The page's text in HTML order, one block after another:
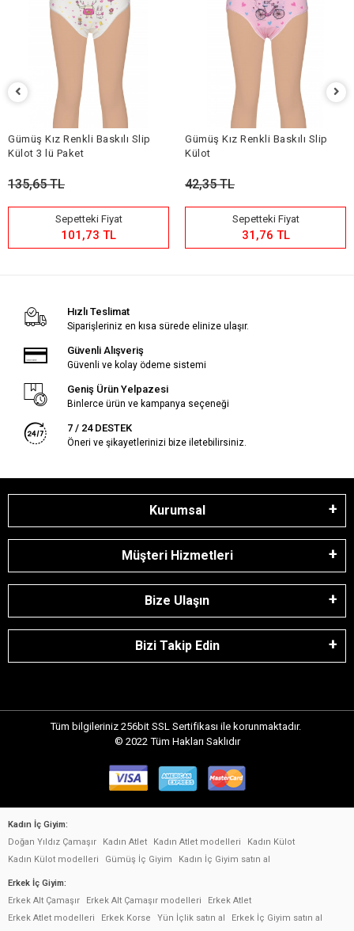
Gümüş Kız Renkli Baskılı Slip
Külot 3 lü Paket
135,65 TL
Sepetteki Fiyat
101,73 TL
Gümüş Kız Renkli Baskılı Slip
Külot
42,35 TL
Sepetteki Fiyat
31,76 TL
Hızlı Teslimat
Siparişleriniz en kısa sürede elinize ulaşır.
Güvenli Alışveriş
Güvenli ve kolay ödeme sistemi
Geniş Ürün Yelpazesi
Binlerce ürün ve kampanya seçeneği
7 / 24 DESTEK
Öneri ve şikayetlerinizi bize iletebilirsiniz.
Kurumsal
Müşteri Hizmetleri
Bize Ulaşın
Bizi Takip Edin
Tüm bilgileriniz 256bit SSL Sertifikası ile korunmaktadır.
© 2022 Tüm Hakları Saklıdır
Kadın İç Giyim:
Doğan Yıldız Çamaşır
Kadın Atlet Kadın Atlet modelleri
Kadın Külot
Kadın Külot modelleri
Gümüş İç Giyim Kadın İç Giyim satın al
Erkek İç Giyim:
Erkek Alt Çamaşır
Erkek Alt Çamaşır modelleri
Erkek Atlet
Erkek Atlet modelleri
Erkek Korse Yün İçlik satın al Erkek İç Giyim satın al